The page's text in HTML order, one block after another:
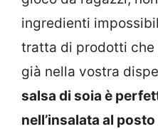
ingredienti
tratta di prodotti
già nella vostra
salsa di soia è
nell’insalata al